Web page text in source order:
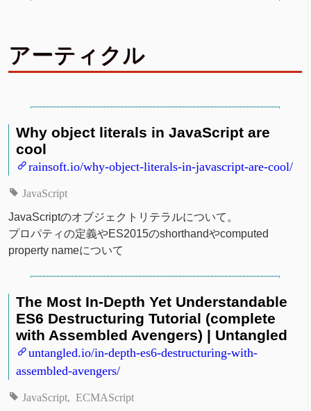
アーティクル
Why object literals in JavaScript are
cool
rainsoft.io/why-object-literals-in-javascript-are-cool/
JavaScript
JavaScriptのオブジェクトリテラルについて。
プロパティの定義やES2015のshorthandやcomputed
property nameについて
The Most In-Depth Yet Understandable
ES6 Destructuring Tutorial (complete
with Assembled Avengers) | Untangled
untangled.io/in-depth-es6-destructuring-with-
assembled-avengers/
JavaScript ECMAScript